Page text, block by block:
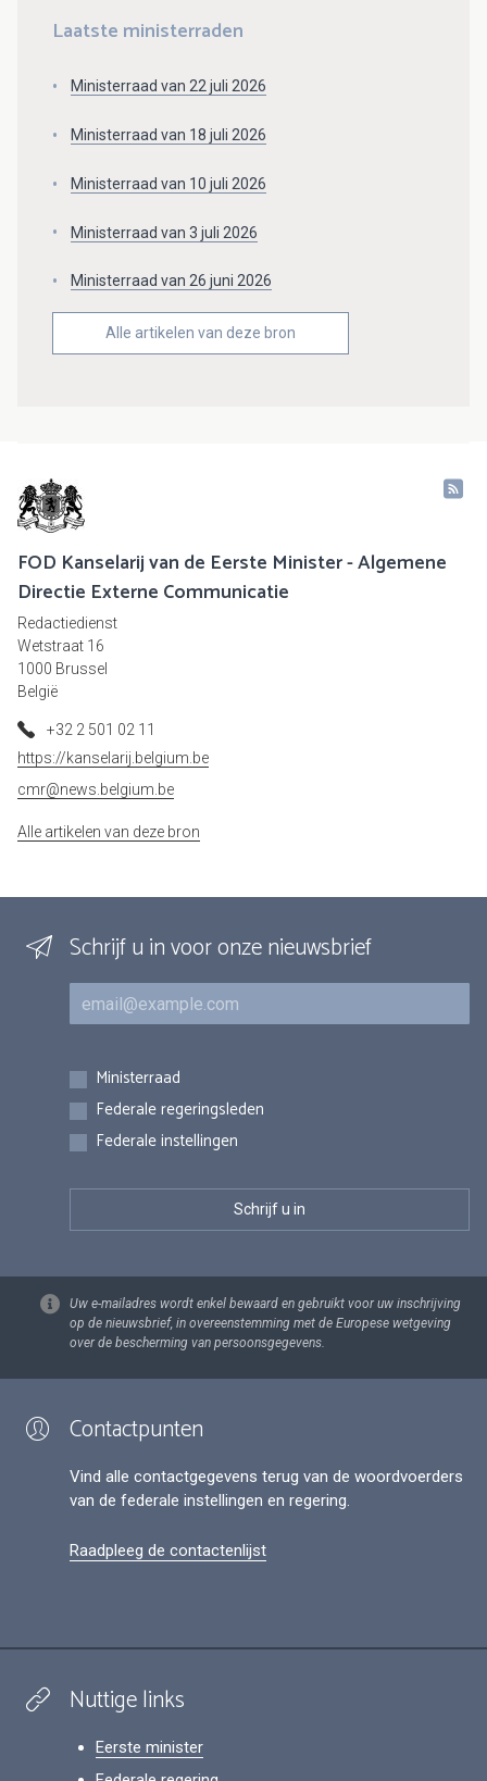
Laatste ministerraden
Ministerraad van 22 juli 2026
Ministerraad van 18 juli 2026
Ministerraad van 10 juli 2026
Ministerraad van 3 juli 2026
Ministerraad van 26 juni 2026
Alle artikelen van deze bron
FOD Kanselarij van de Eerste Minister - Algemene
Directie Externe Communicatie
Redactiedienst
Wetstraat 16
1000 Brussel
België
+32 2 501 02 11
https://kanselarij.belgium.be
cmr@news.belgium.be
Alle artikelen van deze bron
Schrijf u in voor onze nieuwsbrief
E-mail
Inschrijvingen
Ministerraad
Federale regeringsleden
Federale instellingen
Uw e-mailadres wordt enkel bewaard en gebruikt voor uw inschrijving
op de nieuwsbrief, in overeenstemming met de Europese wetgeving
over de bescherming van persoonsgegevens.
Contactpunten
Vind alle contactgegevens terug van de woordvoerders
van de federale instellingen en regering.
Raadpleeg de contactenlijst
Nuttige links
Eerste minister